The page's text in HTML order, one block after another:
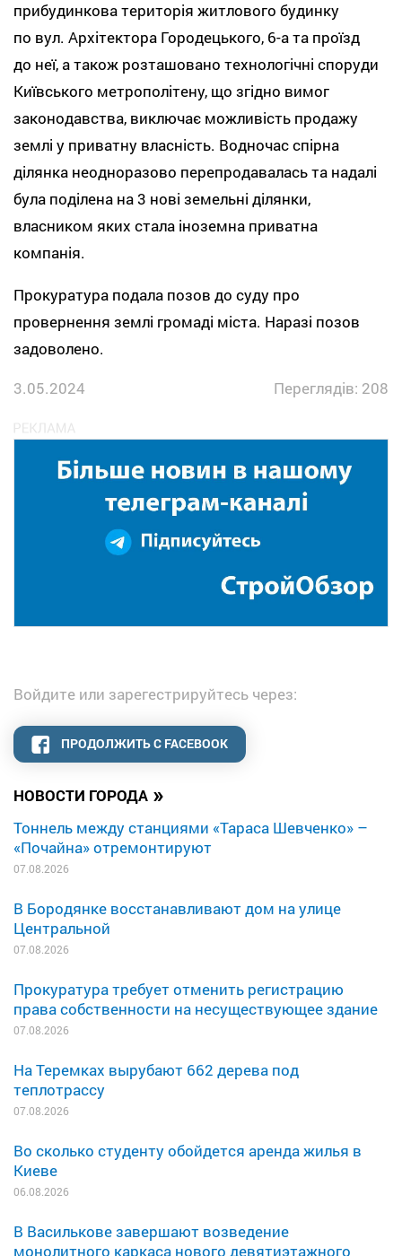
НОВОСТИ ГОРОДА »
Тоннель между станциями «Тараса Шевченко» –
«Почайна» отремонтируют
07.08.2026
В Бородянке восстанавливают дом на улице
Центральной
07.08.2026
Прокуратура требует отменить регистрацию
права собственности на несуществующее здание
07.08.2026
На Теремках вырубают 662 дерева под
теплотрассу
07.08.2026
Во сколько студенту обойдется аренда жилья в
Киеве
06.08.2026
В Василькове завершают возведение
монолитного каркаса нового девятиэтажного
прибудинкова територія житлового будинку
по вул. Архітектора Городецького, 6-а та проїзд
до неї, а також розташовано технологічні споруди
Київського метрополітену, що згідно вимог
законодавства, виключає можливість продажу
землі у приватну власність. Водночас спірна
ділянка неодноразово перепродавалась та надалі
була поділена на 3 нові земельні ділянки,
власником яких стала іноземна приватна
компанія.
Прокуратура подала позов до суду про
провернення землі громаді міста. Наразі позов
задоволено.
3.05.2024
Переглядів: 208
Войдите или зарегестрируйтесь через:
ПРОДОЛЖИТЬ С FACEBOOK